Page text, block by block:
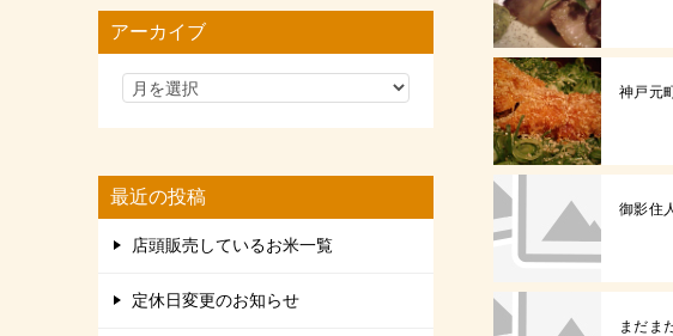
神戸元
御影住
まだま
リ
アーカイブ
最近の投稿
店頭販売しているお米一覧
定休日変更のお知らせ